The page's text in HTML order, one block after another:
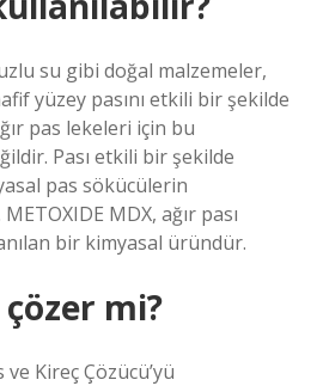
su gibi doğal malzemeler,
yüzey pasını etkili bir şekilde
pas lekeleri için bu
Pası etkili bir şekilde
pas sökücülerin
MDX, ağır pası
bir kimyasal üründür.
mi?
ve Kireç Çözücü’yü